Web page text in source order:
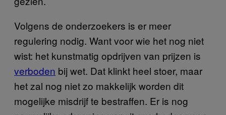
Volgens de onderzoekers is er meer
regulering nodig. Want voor wie het nog niet
wist: het kunstmatig opdrijven van prijzen is
verboden bij wet. Dat klinkt heel stoer, maar
het zal nog niet zo makkelijk worden dit
mogelijke misdrijf te bestraffen. Er is nog